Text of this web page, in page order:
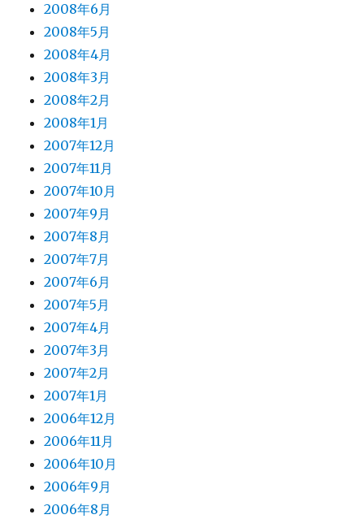
2008年6月
2008年5月
2008年4月
2008年3月
2008年2月
2008年1月
2007年12月
2007年11月
2007年10月
2007年9月
2007年8月
2007年7月
2007年6月
2007年5月
2007年4月
2007年3月
2007年2月
2007年1月
2006年12月
2006年11月
2006年10月
2006年9月
2006年8月